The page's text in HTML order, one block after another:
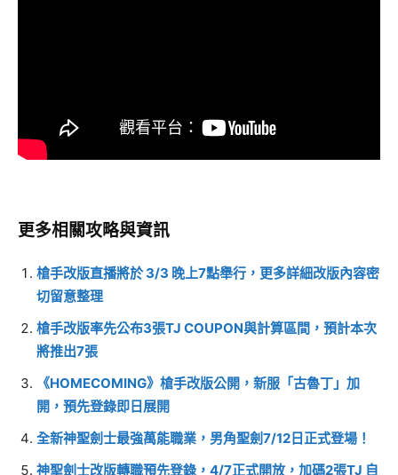
更多相關攻略與資訊
槍手改版直播將於 3/3 晚上7點舉行，更多詳細改版內容密
切留意整理
槍手改版率先公布3張TJ COUPON與計算區間，預計本次
將推出7張
《HOMECOMING》槍手改版公開，新服「古魯丁」加
開，預先登錄即日展開
全新神聖劍士最強萬能職業，男角聖劍7/12日正式登場！
神聖劍士改版轉職預先登錄，4/7正式開放，加碼2張TJ 自